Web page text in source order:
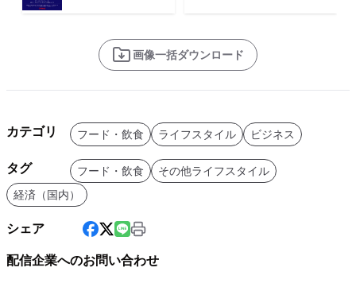
画像一括ダウンロード
カテゴリ フード・飲食 ライフスタイル ビジネス
タグ フード・飲食
その他ライフスタイル
経済（国内）
シェア
配信企業へのお問い合わせ